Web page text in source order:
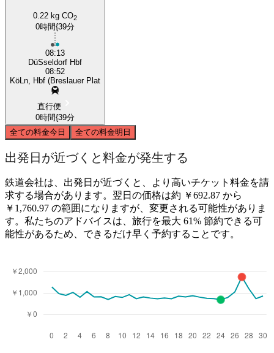
0.22 kg CO2
0時間{39分
08:13
DüSseldorf Hbf
08:52
KöLn, Hbf (Breslauer Plat
直行便
0時間{39分
全ての料金今日 全ての料金明日
出発日が近づくと料金が発生する
鉄道会社は、出発日が近づくと、より高いチケット料金を請
求する場合があります。翌日の価格は約 ￥692.87 から
￥1,760.97 の範囲になりますが、変更される可能性がありま
す。私たちのアドバイスは、旅行を最大 61% 節約できる可
能性があるため、できるだけ早く予約することです。